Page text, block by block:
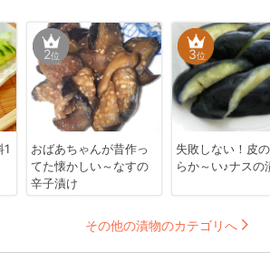
1
2位
おばあちゃんが昔作っ
てた懐かしい～なすの
辛子漬け
3位
失敗しない！皮
らか～い♪ナスの
その他の漬物のカテゴリへ